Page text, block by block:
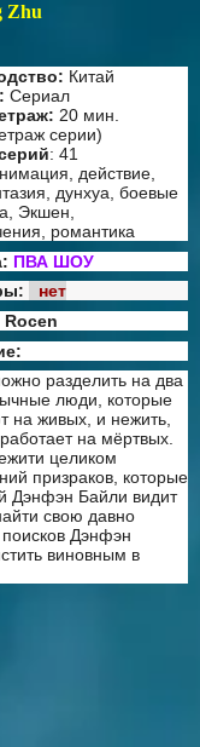
Zhu
Китай
Сериал
20 мин.
серии)
: 41
действие,
дунхуа, боевые
Экшен,
романтика
ПВА ШОУ
нет
разделить на два
люди, которые
на живых, и нежить,
на мёртвых.
целиком
призраков, которые
Дэнфэн Байли видит
свою давно
Дэнфэн
виновным в